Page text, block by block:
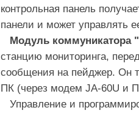
контрольная панель
панели и может управлять
Модуль коммуникатора
станцию мониторинга,
сообщения на пейджер. Он
ПК (через модем JA-60U и
Управление и